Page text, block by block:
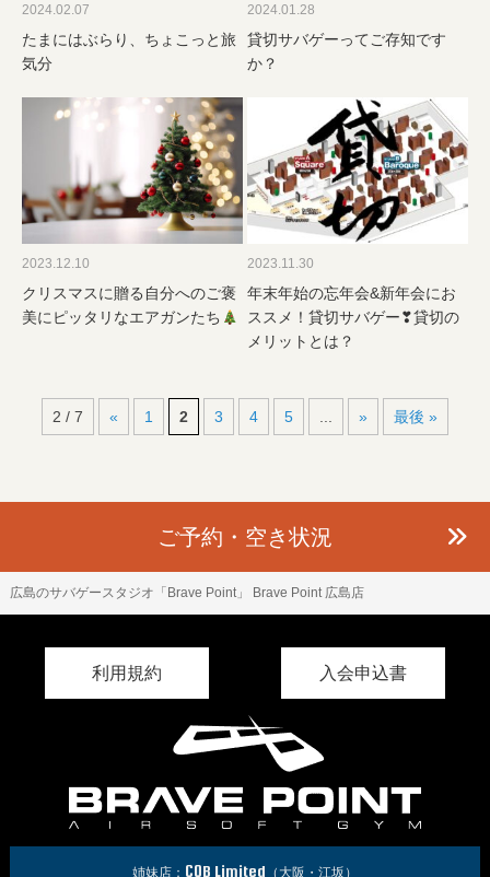
2024.02.07
たまにはぶらり、ちょこっと旅
気分
2024.01.28
貸切サバゲーってご存知です
か？
2023.12.10
クリスマスに贈る自分へのご褒
美にピッタリなエアガンたち
2023.11.30
年末年始の忘年会&新年会にお
ススメ！貸切サバゲー❣貸切の
メリットとは？
2 / 7 « 1 2 3 4 5 » 最後 »
ご予約・空き状況
広島のサバゲースタジオ「Brave Point」 Brave Point 広島店
利用規約 入会申込書
姉妹店： CQB Limited （大阪・江坂）